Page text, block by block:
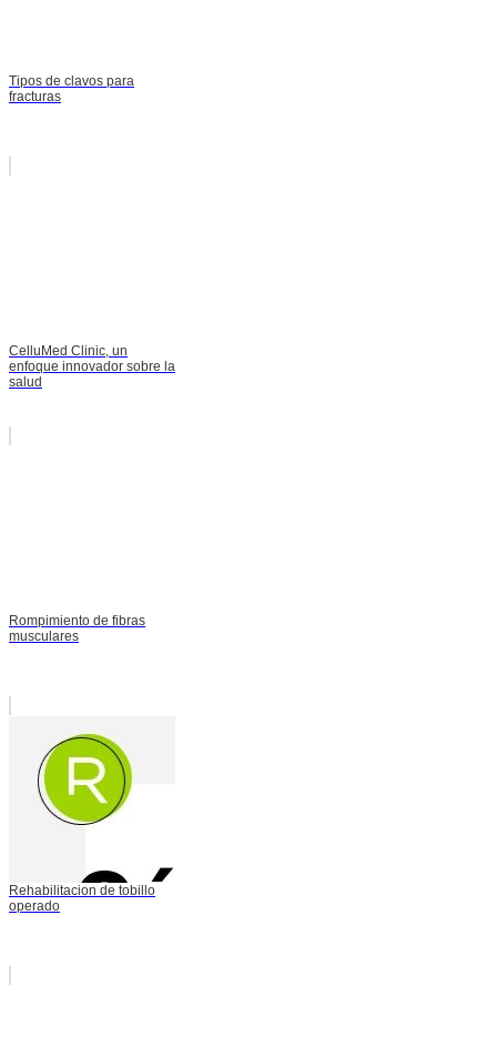
Tipos de clavos para
fracturas
CelluMed Clinic, un
enfoque innovador sobre la
salud
Rompimiento de fibras
musculares
Rehabilitacion de tobillo
operado